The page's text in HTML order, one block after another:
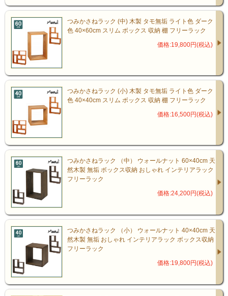
シンプルな造形が天然木の質感を
引き立てる、書斎やリビングに上
質感を与えるインテリアラック
つみかさねラック (中) 木製 タモ無垢 ライト色 ダーク
色 40×60cm スリム ボックス 収納 棚 フリーラック
価格:19,800円(税込)
つみかさねラック (小) 木製 タモ無垢 ライト色 ダーク
色 40×40cm スリム ボックス 収納 棚 フリーラック
価格:16,500円(税込)
つみかさねラック （中） ウォールナット 60×40cm 天
然木製 無垢 ボックス収納 おしゃれ インテリアラック
フリーラック
価格:24,200円(税込)
つみかさねラック （小） ウォールナット 40×40cm 天
然木製 無垢 おしゃれ インテリアラック ボックス収納
フリーラック
価格:19,800円(税込)